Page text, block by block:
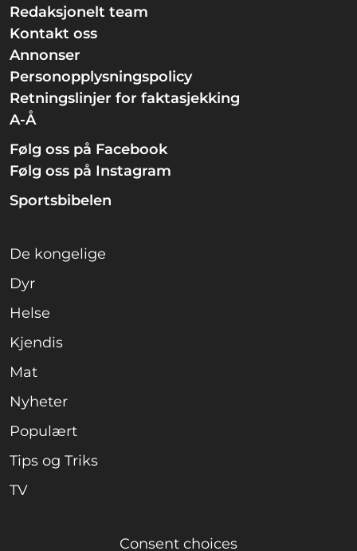
Redaksjonelt team
Kontakt oss
Annonser
Personopplysningspolicy
Retningslinjer for faktasjekking
A-Å
Følg oss på Facebook
Følg oss på Instagram
Sportsbibelen
De kongelige
Dyr
Helse
Kjendis
Mat
Nyheter
Populært
Tips og Triks
TV
Consent choices